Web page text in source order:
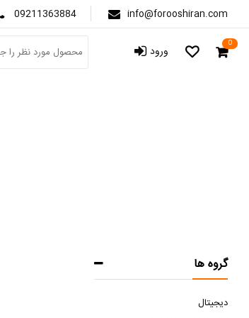
09211363884 info@forooshiran.com
ورود 0
گروه ها
دیجیتال